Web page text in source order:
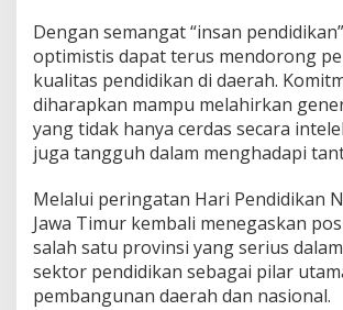
Dengan semangat “insan
optimistis dapat terus mendorong
kualitas pendidikan di daerah.
diharapkan mampu melahirkan
yang tidak hanya cerdas secara
juga tangguh dalam menghadapi
Melalui peringatan Hari Pendidikan
Jawa Timur kembali menegaskan
salah satu provinsi yang serius
sektor pendidikan sebagai pilar
pembangunan daerah dan nasional.